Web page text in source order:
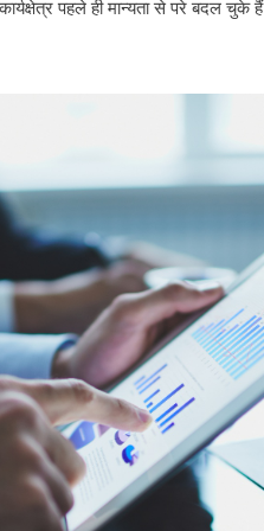
पहले ही मान्यता से परे बदल